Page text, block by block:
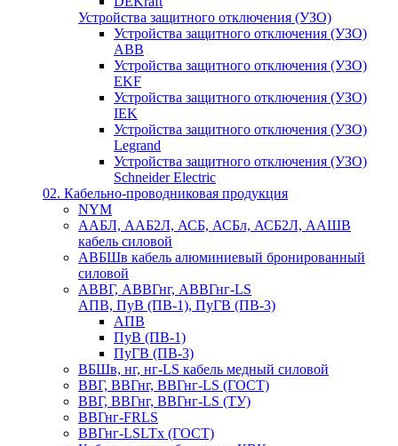
Устройства защитного отключения (УЗО)
Устройства защитного отключения (УЗО)
ABB
Устройства защитного отключения (УЗО)
EKF
Устройства защитного отключения (УЗО)
IEK
Устройства защитного отключения (УЗО)
Legrand
Устройства защитного отключения (УЗО)
Schneider Electric
02. Кабельно-проводниковая продукция
NYM
ААБЛ, ААБ2Л, АСБ, АСБл, АСБ2Л, ААШВ
кабель силовой
АВБШв кабель алюминиевый бронированный
силовой
АВВГ, АВВГнг, АВВГнг-LS
АПВ, ПуВ (ПВ-1), ПуГВ (ПВ-3)
АПВ
ПуВ (ПВ-1)
ПуГВ (ПВ-3)
ВБШв, нг, нг-LS кабель медный силовой
ВВГ, ВВГнг, ВВГнг-LS (ГОСТ)
ВВГ, ВВГнг, ВВГнг-LS (ТУ)
ВВГнг-FRLS
ВВГнг-LSLTx (ГОСТ)